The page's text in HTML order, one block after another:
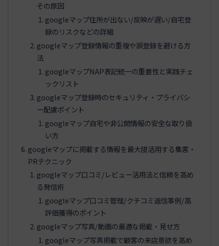
その原因
googleマップ住所が出ない/反映が遅い/自宅登
録のリスクなどの詳細
googleマップ登録情報の重複や誤登録を避ける方
法
googleマップNAP表記統一の重要性と実践チェ
ックリスト
googleマップ登録時のセキュリティ・プライバシ
ー配慮ポイント
googleマップ自宅や非公開情報の安全な取り扱
い方
googleマップに掲載する情報を最大限活用する集客・
PRテクニック
googleマップ口コミ/レビュー活用法と信頼を高め
る発信術
googleマップ口コミ管理/クチコミ返信事例/高
評価獲得のポイント
googleマップ写真/動画の最適な掲載・見せ方
googleマップ写真掲載で顧客の来店意欲を高め